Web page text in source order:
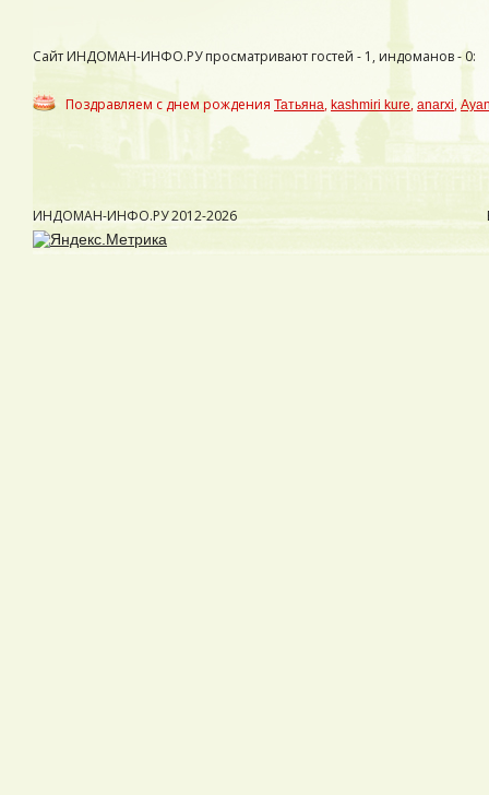
Сайт ИНДОМАН-ИНФО.РУ просматривают гостей - 1, индоманов - 0:
Поздравляем с днем рождения Татьяна, kashmiri kure, anarxi,
ИНДОМАН-ИНФО.РУ2012-2026